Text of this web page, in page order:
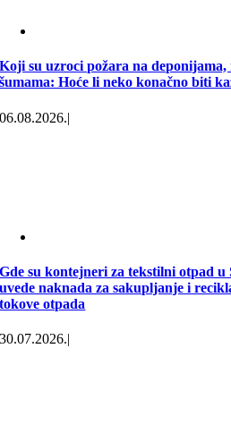
Koji su uzroci požara na
šumama: Hoće li neko konačno biti
06.08.2026.|
Gde su kontejneri za tekstilni otpad u
uvede naknada za sakupljanje i
tokove otpada
30.07.2026.|